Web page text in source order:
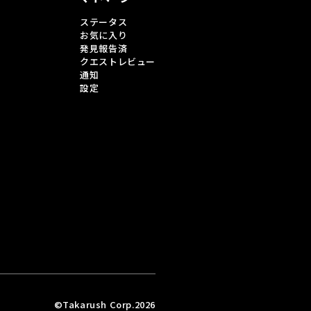
ステータス
お気に入り
発見報告済
クエストレビュー
通知
設定
©Takarush Corp.2026